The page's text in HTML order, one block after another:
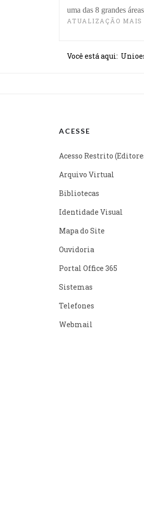
uma das 8 grandes
ATUALIZAÇÃO MAIS
Você está aqui:
ACESSE
Acesso Restrito
Arquivo Virtual
Bibliotecas
Identidade Visual
Mapa do Site
Ouvidoria
Portal Office 365
Sistemas
Telefones
Webmail